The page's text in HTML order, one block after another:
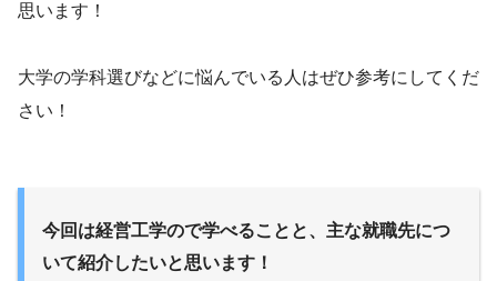
思います！
大学の学科選びなどに悩んでいる人はぜひ参考にしてくだ
さい！
今回は経営工学ので学べることと、主な就職先につ
いて紹介したいと思います！